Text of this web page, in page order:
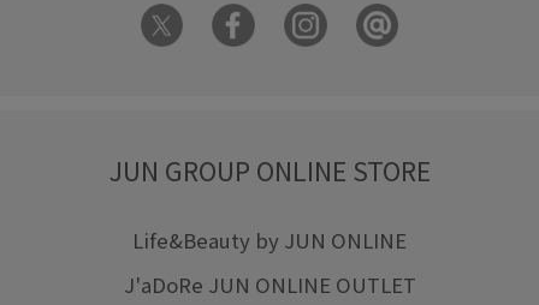
長財布 靴下
JUN GROUP ONLINE STORE
Life&Beauty by JUN ONLINE
J'aDoRe JUN ONLINE OUTLET